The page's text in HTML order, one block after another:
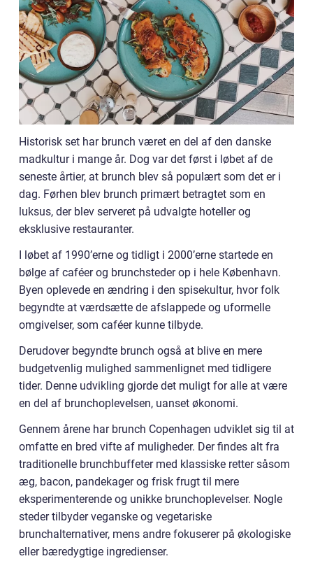
Historisk set har brunch været en del af den danske
madkultur i mange år. Dog var det først i løbet af de
seneste årtier, at brunch blev så populært som det er i
dag. Førhen blev brunch primært betragtet som en
luksus, der blev serveret på udvalgte hoteller og
eksklusive restauranter.
I løbet af 1990’erne og tidligt i 2000’erne startede en
bølge af caféer og brunchsteder op i hele København.
Byen oplevede en ændring i den spisekultur, hvor folk
begyndte at værdsætte de afslappede og uformelle
omgivelser, som caféer kunne tilbyde.
Derudover begyndte brunch også at blive en mere
budgetvenlig mulighed sammenlignet med tidligere
tider. Denne udvikling gjorde det muligt for alle at være
en del af brunchoplevelsen, uanset økonomi.
Gennem årene har brunch Copenhagen udviklet sig til at
omfatte en bred vifte af muligheder. Der findes alt fra
traditionelle brunchbuffeter med klassiske retter såsom
æg, bacon, pandekager og frisk frugt til mere
eksperimenterende og unikke brunchoplevelser. Nogle
steder tilbyder veganske og vegetariske
brunchalternativer, mens andre fokuserer på økologiske
eller bæredygtige ingredienser.